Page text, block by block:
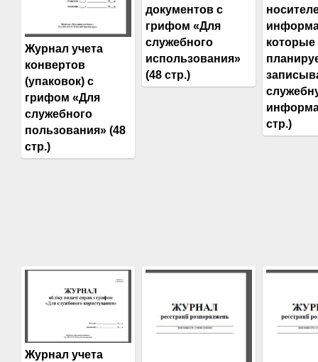
Журнал учета
конвертов
(упаковок) с
грифом «Для
служебного
пользования» (48
стр.)
документов с
грифом «Для
служебного
использования»
(48 стр.)
которые
стр.)
Журнал учета